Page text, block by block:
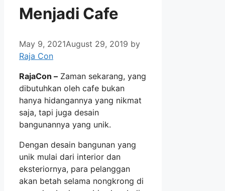
Menjadi Cafe
May 9, 2021August 29, 2019 by
Raja Con
RajaCon – Zaman sekarang, yang
dibutuhkan oleh cafe bukan
hanya hidangannya yang nikmat
saja, tapi juga desain
bangunannya yang unik.
Dengan desain bangunan yang
unik mulai dari interior dan
eksteriornya, para pelanggan
akan betah selama nongkrong di